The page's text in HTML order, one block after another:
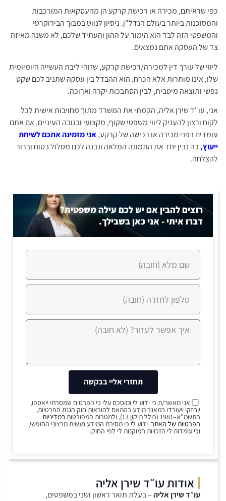
רוצים להבין אם יש לכם עילה משפטית?
דברו איתי - אני כאן בשבילך.
אני מאשר/ת כי ידוע לי ומוסכם עלי כי הפרטים שמסרתי ייאספו,
יוחזקו ויעובדו במאגר מידע בהתאם להוראות חוק הגנת הפרטיות,
התשמ"א–1981 (כולל תיקון 13), ולמטרות המפורטות במדיניות
הפרטיות של האתר. ידוע לי כי מסירת המידע נעשית מרצוני החופשי,
וכי עומדות לי הזכויות המוקנות לי לפי החוק.
תחזרי אליי בבקשה
אודות עו״ד שירן אליה
עו״ד שירן אליה– בעלת תואר ראשון ושני במשפטים,
כפי שראיתם, מכירה או רכישת קרקע הן מהעסקאות המורכבות
והמסוכנות ביותר בעולם הנדל"ן. ניסיון לנווט במבוך הבירוקרטי
והמשפטי הזה לבד הוא הימור על ההון והעתיד שלכם, לא משנה מאיזה
צד של העסקה אתם נמצאים.
ליווי של עורך דין למכירה/רכישת קרקע, שזוהי ליבת העשייה היומיומית
שלו, אינו מותרות אלא הכרח. הוא ההבדל בין עסקה שתניב לכם שקט
נפשי ותוצאה מיטבית, לבין הסתבכות יקרה וארוכה.
אני, עו"ד שירן אליה, הקמתי את המשרד מתוך מחויבות אישית לכל
לקוח ורצון להעניק ליווי משפטי שקוף, מקצועי ובגובה העיניים. אם אתם
עומדים בפני מכירה או רכישה של קרקע,אני מזמינה אתכם לשיחת
ייעוץ,בה נבין יחד את התמונה המלאה ונבנה לכם מסלול בטוח וברור
להצלחה.